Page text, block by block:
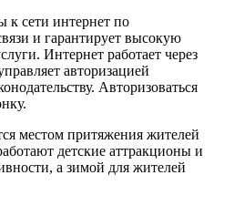
к сети интернет по
и гарантирует высокую
Интернет работает через
авторизацией
Авторизоваться
местом притяжения жителей
детские аттракционы и
а зимой для жителей